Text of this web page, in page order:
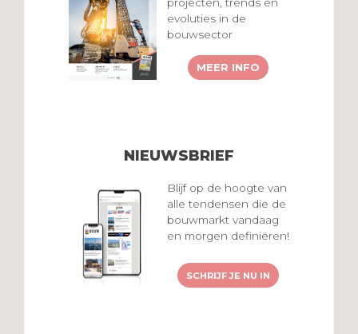
evoluties in de
bouwsector
MEER INFO
NIEUWSBRIEF
Blijf op de hoogte van
alle tendensen die de
bouwmarkt vandaag
en morgen definiëren!
SCHRIJF JE NU IN